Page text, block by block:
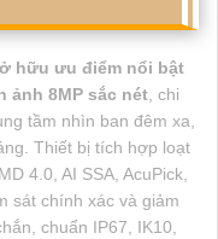
hữu ưu điểm nổi bật
ảnh 8MP sắc nét, chi
tầm nhìn ban đêm xa,
Thiết bị tích hợp loạt
4.0, AI SSA, AcuPick,
sát chính xác và giảm
chuẩn IP67, IK10,